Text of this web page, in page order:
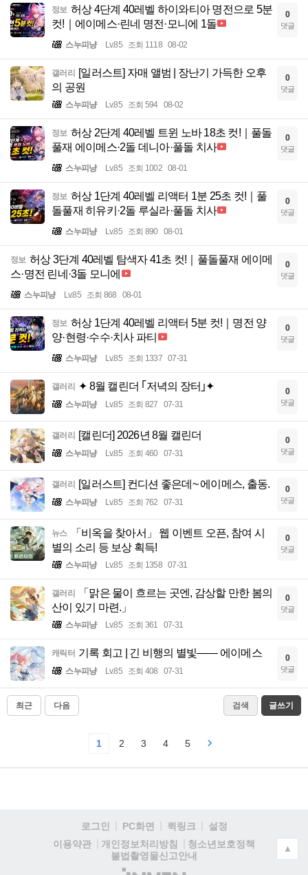
정보 허상 4단계 40레벨 하이와티아 명전으로 5분
컷!｜에이메스·린네 명전·모니에 1돌
스누피냥 Lv.85 조회 1118 08-02
0
댓글
갤러리
[일러스트] 자매 앨범 | 장난기 가득한 오후
의 공원
스누피냥 Lv.85 조회 594 08-02
0
댓글
정보 허상 2단계 40레벨 트윈 노바 18초 컷!｜풀돌
풀재 에이메스·2돌 데니아·풀돌 치사
스누피냥 Lv.85 조회 1002 08-01
0
댓글
정보 허상 1단계 40레벨 리액터 1분 25초 컷!｜풀
돌풀재 히유키·2돌 루실라·풀돌 치사
스누피냥 Lv.85 조회 890 08-01
0
댓글
정보 허상 3단계 40레벨 탐색자 41초 컷!｜풀돌풀재 에이메
스·명전 린네·3돌 모니에
스누피냥 Lv.85 조회 868 08-01
0
댓글
정보 허상 1단계 40레벨 리액터 5분 컷!｜명전 양
양·현령·수수·치사 파티
스누피냥 Lv.85 조회 1337 07-31
0
댓글
갤러리 ✦ 8월 캘린더 ｢저녁의 장터｣✦
스누피냥 Lv.85 조회 827 07-31
0
댓글
갤러리 [캘린더] 2026년 8월 캘린더
스누피냥 Lv.85 조회 460 07-31
0
댓글
갤러리 [일러스트] 컨디션 좋은데~ 에이메스, 출동.
스누피냥 Lv.85 조회 762 07-31
0
댓글
뉴스
「비옥을 찾아서」 웹 이벤트 오픈, 참여 시
별의 소리 등 보상 획득!
스누피냥 Lv.85 조회 1358 07-31
0
댓글
갤러리
「맑은 물이 흐르는 곳엔, 감상할 만한 봄의
산이 있기 마련.」
스누피냥 Lv.85 조회 361 07-31
0
댓글
캐릭터 기록 회고 | 긴 비행의 별빛—— 에이메스
스누피냥 Lv.85 조회 408 07-31
0
댓글
최근 다음 검색 글쓰기
1 2 3 4 5
로그인 PC화면 퀵링크
설정
이용약관
개인정보처리방침
청소년보호정책
불법촬영물신고안내
▲